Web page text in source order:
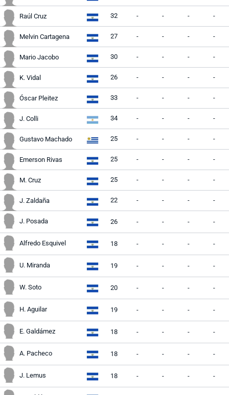
Raúl Cruz 32 - - - -
Melvin Cartagena 27 - - - -
Mario Jacobo 30 - - - -
K. Vidal 26 - - - -
Óscar Pleitez 33 - - - -
J. Colli 34 - - - -
Gustavo Machado 25 - - - -
Emerson Rivas 25 - - - -
M. Cruz 25 - - - -
J. Zaldaña 22 - - - -
J. Posada 26 - - - -
Alfredo Esquivel 18 - - - -
U. Miranda 19 - - - -
W. Soto 20 - - - -
H. Aguilar 19 - - - -
E. Galdámez 18 - - - -
A. Pacheco 18 - - - -
J. Lemus 18 - - - -